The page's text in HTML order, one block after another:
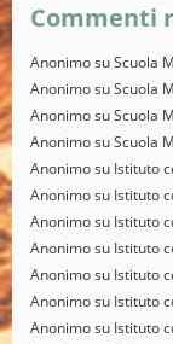
Commenti
AnonimosuScuola
AnonimosuScuola
AnonimosuScuola
AnonimosuScuola
Anonimosu Istituto
Anonimosu Istituto
Anonimosu Istituto
Anonimosu Istituto
Anonimosu Istituto
Anonimosu Istituto
Anonimosu Istituto